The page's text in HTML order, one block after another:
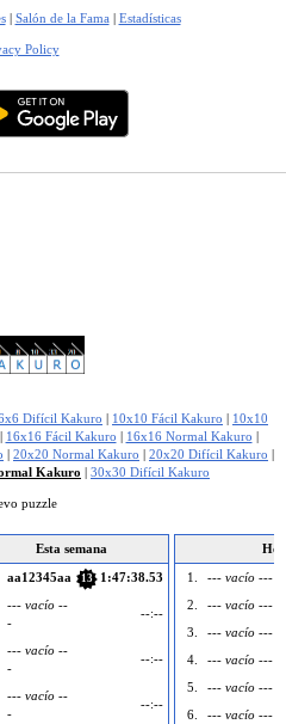
| Salón de la Fama | Estadísticas
Policy
Difícil Kakuro 10x10 Fácil Kakuro
10x10
16x16 Fácil Kakuro 16x16 Normal Kakuro
20x20 Normal Kakuro 20x20 Difícil Kakuro
Kakuro 30x30 Difícil Kakuro
puzzle
Esta semana
aa12345aa 13 1:47:38.53
--- vacío --
-
--:--
--- vacío --
-
--:--
--- vacío --
-
--:--
Hoy
1.
--- vacío ---
2.
--- vacío ---
3.
--- vacío ---
4.
--- vacío ---
5.
--- vacío ---
6.
--- vacío ---